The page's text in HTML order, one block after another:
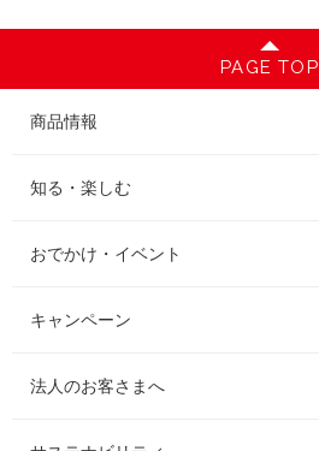
PAGE TOP
商品情報
商品情報一覧
レギュラーコーヒー
インスタントコーヒー
ドリップポッド
知る・楽しむ
知る・楽しむ一覧
おいしいコーヒーの淹れ方
コーヒー百科
レシピ
おでかけ・イベント
おでかけ・イベント情報一覧
UCCコーヒー博物館
UCCコーヒーアカデミー
工場見学
キャンペーン
法人のお客さまへ
サステナビリティ